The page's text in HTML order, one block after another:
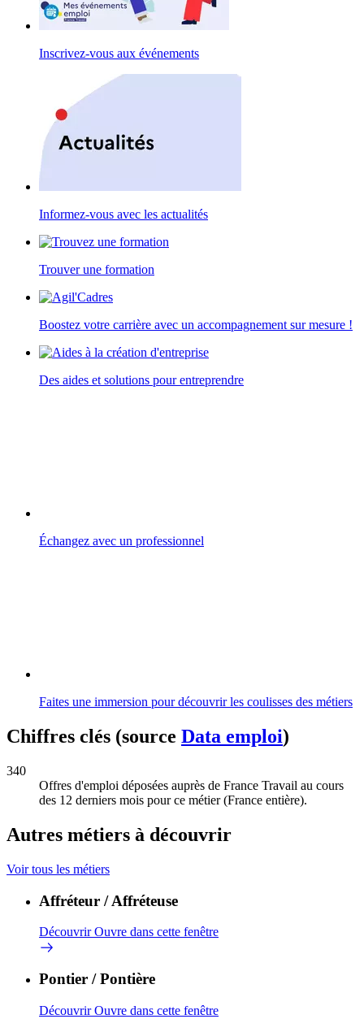
Inscrivez-vous aux événements
Informez-vous avec les actualités
Trouver une formation
Boostez votre carrière avec un accompagnement sur mesure !
Des aides et solutions pour entreprendre
Échangez avec un professionnel
Faites une immersion pour découvrir les coulisses des métiers
Chiffres clés (source Data emploi)
340
Offres d'emploi déposées auprès de France Travail au cours
des 12 derniers mois pour ce métier (France entière).
Autres métiers à découvrir
Voir tous les métiers
Affréteur / Affréteuse
DécouvrirOuvre dans cette fenêtre
Pontier / Pontière
DécouvrirOuvre dans cette fenêtre